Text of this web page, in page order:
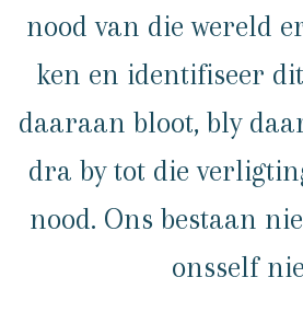
nood van die wereld
ken en identifiseer
daaraan bloot, bly
dra by tot die
nood. Ons bestaan
onsself